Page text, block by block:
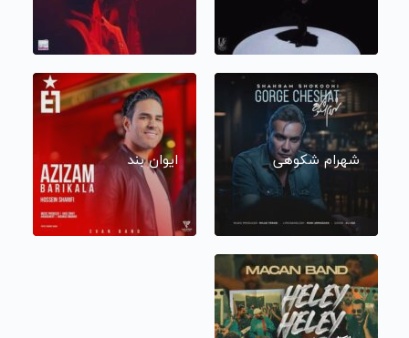
شهرام شکوهی ایوان بند